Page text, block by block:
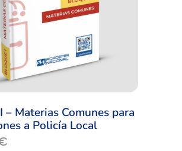
– Materias Comunes para
a Policía Local